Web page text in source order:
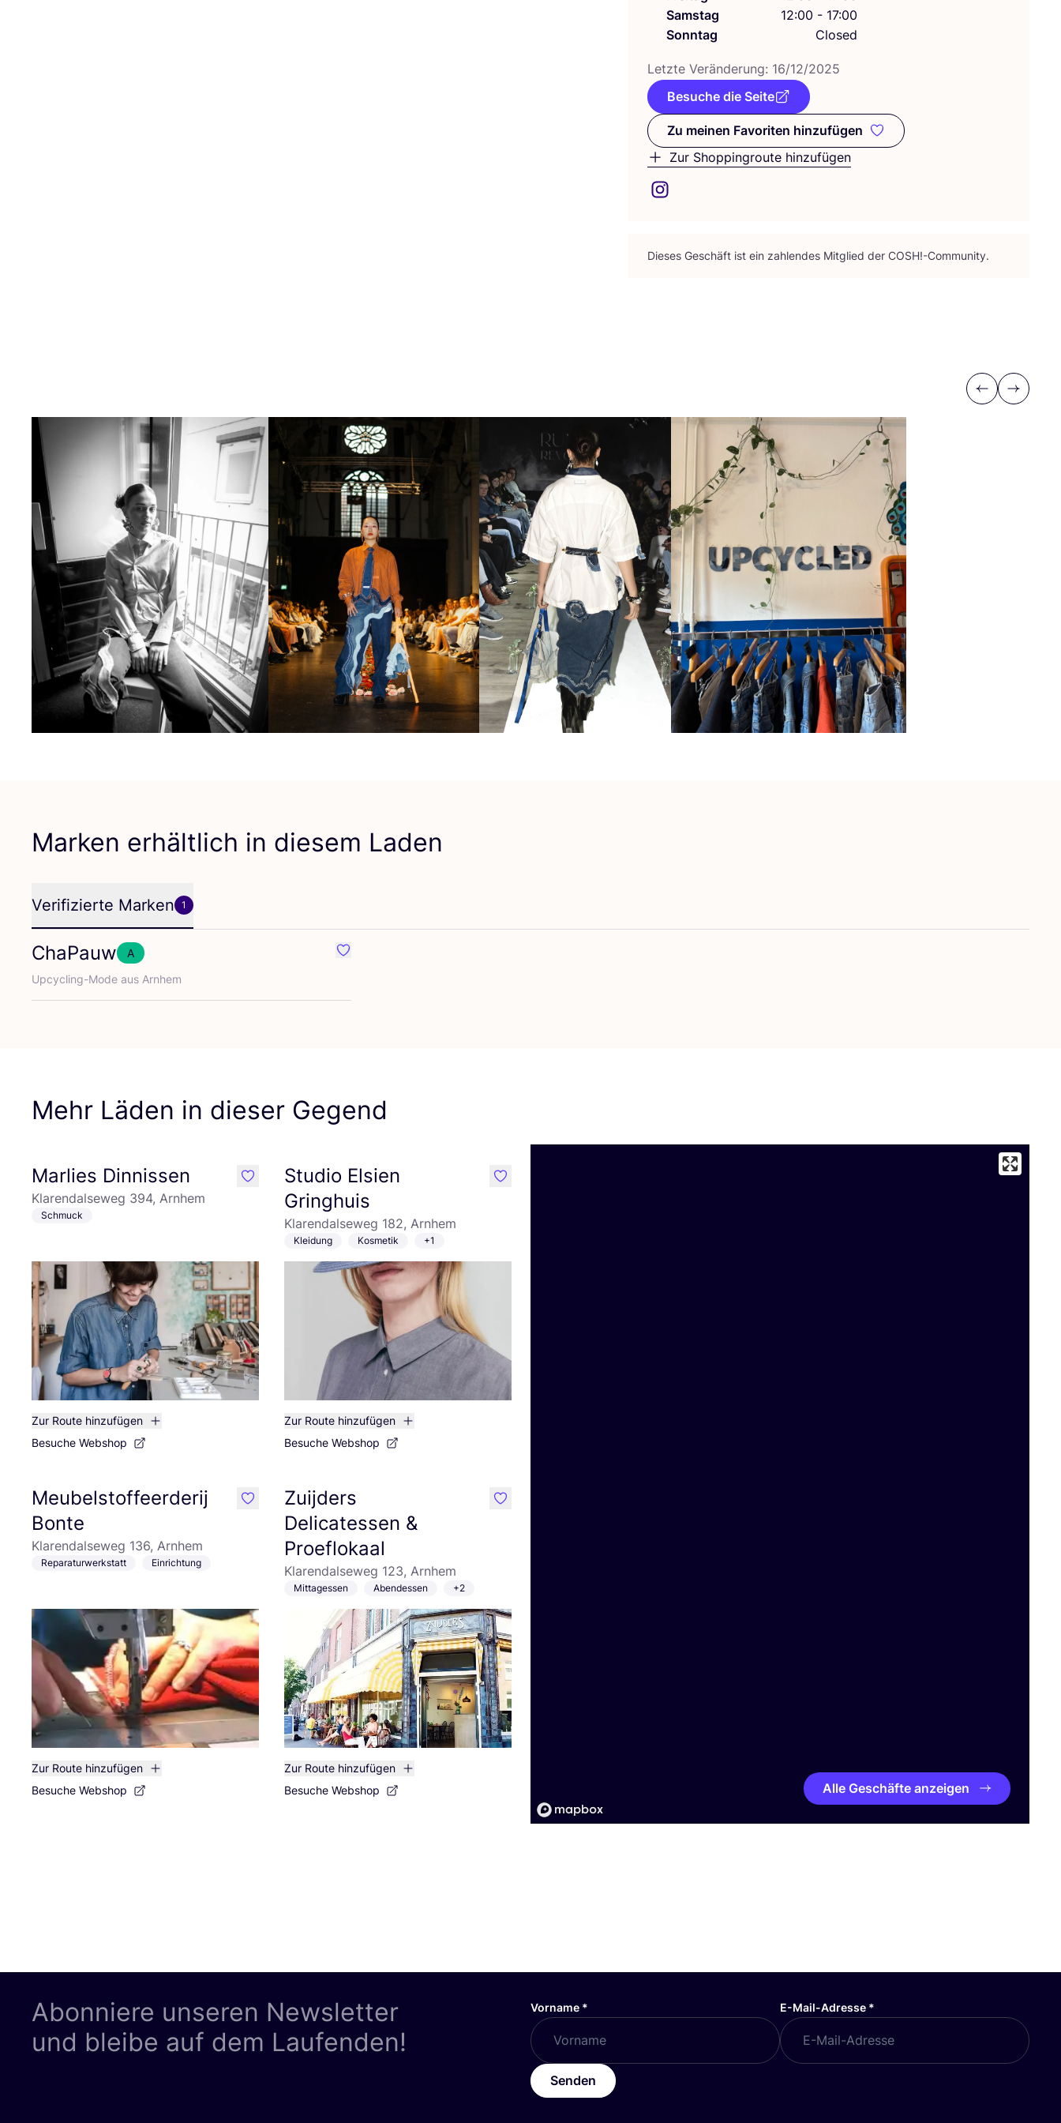
Samstag
12:00 - 17:00
Sonntag
Closed
Letz­te Ver­än­de­rung: 16/12/2025
Besuche die Seite
Zu meinen Favoriten hinzufügen
Zu meinen Favoriten hinzufügen
Zur Shoppingroute hinzufügen
Die­ses Geschäft ist ein zah­len­des Mit­glied der COSH!-Community.
Previous
Next
Marken erhältlich in diesem Laden
Verifizierte Marken 1
ChaPauw
A
Upcy­cling-Mode aus Arnhem
Favorit ChaPauw
Mehr Läden in dieser Gegend
Marlies Dinnissen
Klarendalseweg 394, Arnhem
Schmuck
Zur Route hinzufügen
Besuche Webshop
like
Studio Elsien
Gringhuis
Klarendalseweg 182, Arnhem
Kleidung Kosmetik +1
Zur Route hinzufügen
Besuche Webshop
like
Meubelstoffeerderij
Bonte
Klarendalseweg 136, Arnhem
Reparaturwerkstatt Einrichtung
Zur Route hinzufügen
Besuche Webshop
like
Zuijders
Delicatessen &
Proeflokaal
Klarendalseweg 123, Arnhem
Mittagessen Abendessen +2
Zur Route hinzufügen
Besuche Webshop
like
Alle Geschäfte anzeigen
Abonniere unseren Newsletter
und bleibe auf dem Laufenden!
Vorname * E-Mail-Adresse *
Senden